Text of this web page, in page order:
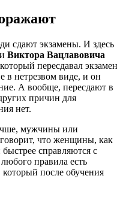
сдают экзамены. И здесь
Виктора Вацлавовича
пересдавал экзамен
в нетрезвом виде, и он
А вообще, пересдают в
причин для
нет.
мужчины или
говорит, что женщины, как
справляются с
правила есть
после обучения